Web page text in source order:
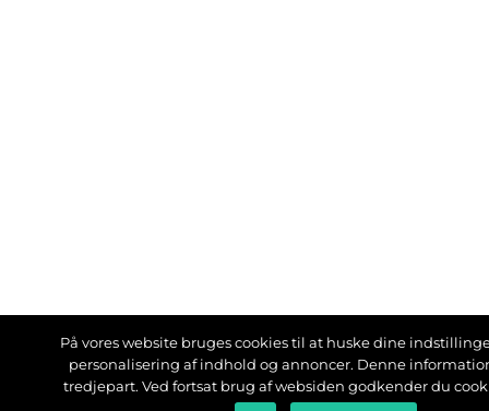
På vores website bruges cookies til at huske dine
personalisering af indhold og annoncer. Denne
tredjepart. Ved fortsat brug af websiden godkender du